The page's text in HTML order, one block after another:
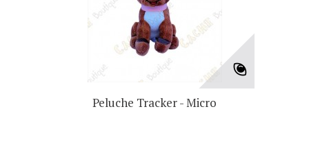
Peluche Tracker - Micro